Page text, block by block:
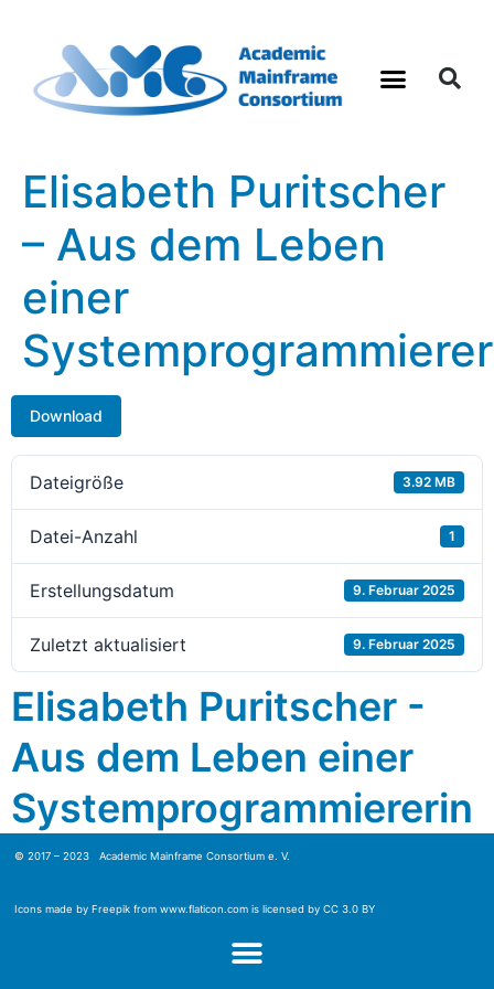
Elisabeth Puritscher
– Aus dem Leben
einer
Download
Dateigröße 3.92 MB
Datei-Anzahl 1
Erstellungsdatum 9. Februar 2025
Zuletzt aktualisiert 9. Februar 2025
Elisabeth Puritscher -
Aus dem Leben einer
Systemprogrammiererin
© 2017 – 2023 Academic Mainframe Consortium e. V.
Icons made byFreepik fromwww.flaticon.com is licensed byCC 3.0 BY